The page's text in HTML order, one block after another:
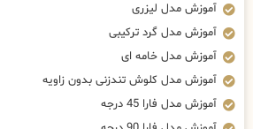
آموزش مدل لیزری
آموزش مدل گرد ترکیبی
آموزش مدل خامه ای
آموزش مدل کلوش تندزنی بدون زاویه
آموزش مدل فارا 45 درجه